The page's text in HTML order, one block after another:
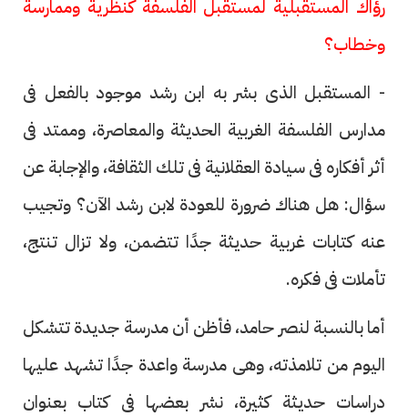
رؤاك المستقبلية لمستقبل الفلسفة كنظرية وممارسة
وخطاب؟
- المستقبل الذى بشر به ابن رشد موجود بالفعل فى
مدارس الفلسفة الغربية الحديثة والمعاصرة، وممتد فى
أثر أفكاره فى سيادة العقلانية فى تلك الثقافة، والإجابة عن
سؤال: هل هناك ضرورة للعودة لابن رشد الآن؟ وتجيب
عنه كتابات غربية حديثة جدًا تتضمن، ولا تزال تنتج،
تأملات فى فكره.
أما بالنسبة لنصر حامد، فأظن أن مدرسة جديدة تتشكل
اليوم من تلامذته، وهى مدرسة واعدة جدًا تشهد عليها
دراسات حديثة كثيرة، نشر بعضها فى كتاب بعنوان